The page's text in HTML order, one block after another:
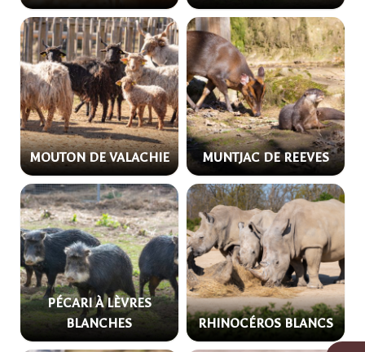
MOUTON DE VALACHIE MUNTJAC DE REEVES
PÉCARI À LÈVRES
BLANCHES
RHINOCÉROS BLANCS